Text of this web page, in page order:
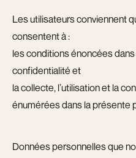
Les utilisateurs conviennent
consentent à :
les conditions énoncées
confidentialité et
la collecte, l’utilisation et la
énumérées dans la présente
Données personnelles que